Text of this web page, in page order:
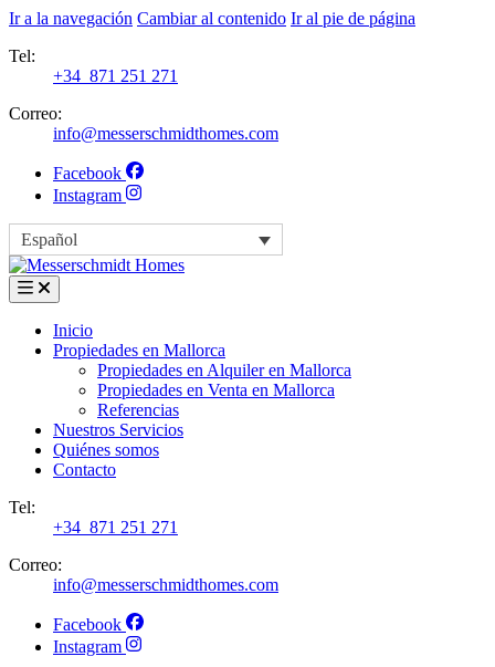
Ir a la navegación Cambiar al contenido Ir al pie de página
Tel:
+34 871 251 271
Correo:
info@messerschmidthomes.com
Facebook
Instagram
Español
Inicio
Propiedades en Mallorca
Propiedades en Alquiler en Mallorca
Propiedades en Venta en Mallorca
Referencias
Nuestros Servicios
Quiénes somos
Contacto
Tel:
+34 871 251 271
Correo:
info@messerschmidthomes.com
Facebook
Instagram